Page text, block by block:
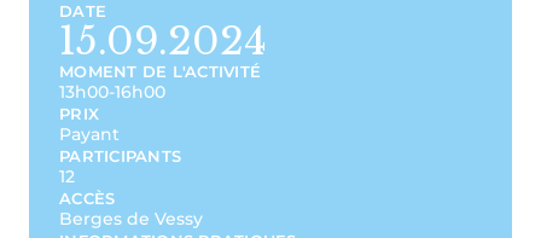
DATE
15.09.2024
MOMENT DE L'ACTIVITÉ
13h00-16h00
PRIX
Payant
PARTICIPANTS
12
ACCÈS
Berges de Vessy